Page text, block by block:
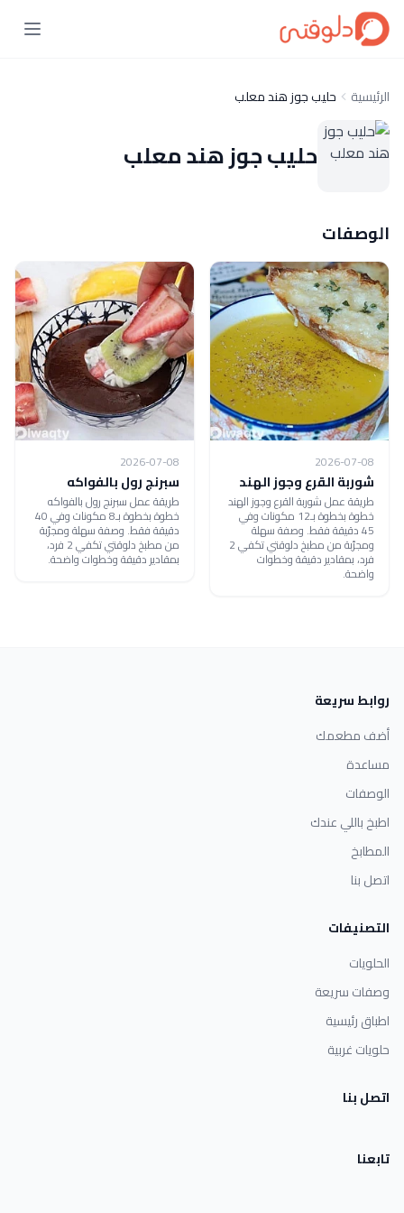
الرئيسية حليب جوز هند معلب
حليب جوز هند معلب
الوصفات
2026-07-08
شوربة القرع وجوز الهند
طريقة عمل شوربة القرع وجوز الهند
خطوة بخطوة بـ12 مكونات وفي
45 دقيقة فقط. وصفة سهلة
ومجرّبة من مطبخ دلوقتي تكفي 2
فرد، بمقادير دقيقة وخطوات
واضحة.
2026-07-08
سبرنج رول بالفواكه
طريقة عمل سبرنج رول بالفواكه
خطوة بخطوة بـ8 مكونات وفي 40
دقيقة فقط. وصفة سهلة ومجرّبة
من مطبخ دلوقتي تكفي 2 فرد،
بمقادير دقيقة وخطوات واضحة.
روابط سريعة
أضف مطعمك
مساعدة
الوصفات
اطبخ باللي عندك
المطابخ
اتصل بنا
التصنيفات
الحلويات
وصفات سريعة
اطباق رئيسية
حلويات غربية
اتصل بنا
تابعنا